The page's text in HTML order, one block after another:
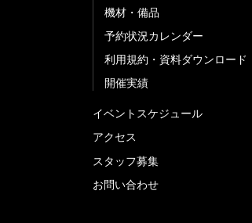
機材・備品
予約状況カレンダー
利用規約・資料ダウンロード
開催実績
イベントスケジュール
アクセス
スタッフ募集
お問い合わせ